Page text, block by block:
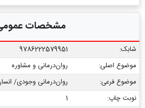
مشخصات
شابک:
9786222579951
موضوع اصلی:
روان‌درمانی و مشاوره
موضوع فرعی:
روان‌‌درمانی وجودی/
نوبت چاپ:
1